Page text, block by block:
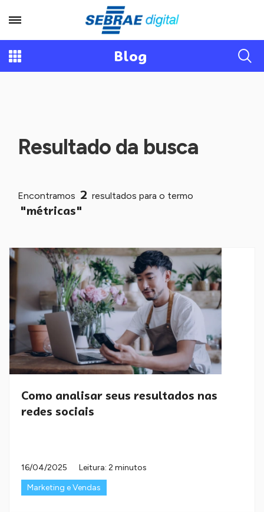
Blog
Resultado da busca
Encontramos 2 resultados para o termo
"métricas"
Como analisar seus resultados nas
redes sociais
16/04/2025
Leitura: 2 minutos
Marketing e Vendas